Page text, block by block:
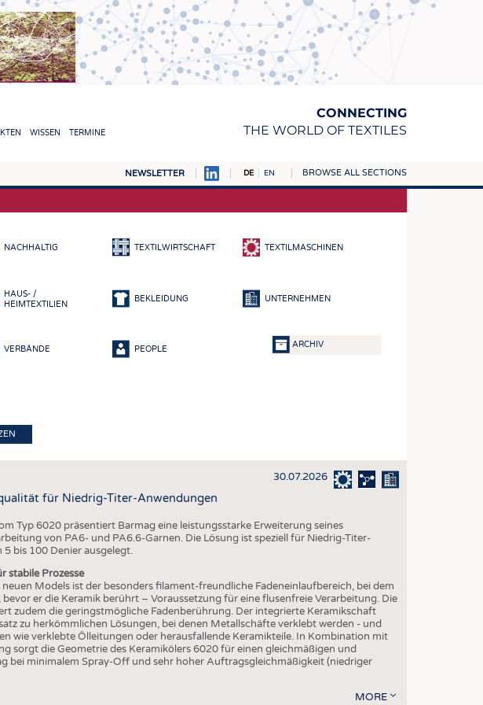
CONNECTING
THE WORLD OF TEXTILES
WISSEN TERMINE
NEWSLETTER DE EN BROWSE ALL SECTIONS
FASERN
GEWEBE
VLIESSTOFFE
NACHHALTIGKEIT
KREISLAUFWIRTSCHAFT
TECHNISCHE TEXTILIEN
SMART TEXTILES
MEDIZIN
HAUS- UND HEIMTEXTILIEN
BEKLEIDUNG
NACHHALTIG TEXTILWIRTSCHAFT TEXTILMASCHINEN
HAUS- /
HEIMTEXTILIEN
BEKLEIDUNG UNTERNEHMEN
VERBÄNDE PEOPLE ARCHIV
30.07.2026
für Niedrig-Titer-Anwendungen
Typ 6020 präsentiert Barmag eine leistungsstarke Erweiterung seines
von PA6- und PA6.6-Garnen. Die Lösung ist speziell für Niedrig-Titer-
bis 100 Denier ausgelegt.
stabile Prozesse
Models ist der besonders filament-freundliche Fadeneinlaufbereich, bei dem
er die Keramik berührt – Voraussetzung für eine flusenfreie Verarbeitung. Die
zudem die geringstmögliche Fadenberührung. Der integrierte Keramikschaft
zu herkömmlichen Lösungen, bei denen Metallschäfte verklebt werden - und
wie verklebte Ölleitungen oder herausfallende Keramikteile. In Kombination mit
sorgt die Geometrie des Keramikölers 6020 für einen gleichmäßigen und
bei minimalem Spray-Off und sehr hoher Auftragsgleichmäßigkeit (niedriger
MORE